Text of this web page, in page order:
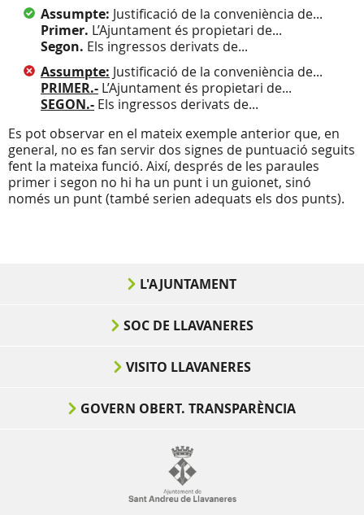
Assumpte: Justificació de la conveniència de...
Primer. L’Ajuntament és propietari de...
Segon. Els ingressos derivats de...
Assumpte: Justificació de la conveniència de...
PRIMER.- L’Ajuntament és propietari de...
SEGON.- Els ingressos derivats de...
Es pot observar en el mateix exemple anterior que, en
general, no es fan servir dos signes de puntuació seguits
fent la mateixa funció. Així, després de les paraules
primer i segon no hi ha un punt i un guionet, sinó
només un punt (també serien adequats els dos punts).
L'AJUNTAMENT
SOC DE LLAVANERES
VISITO LLAVANERES
GOVERN OBERT. TRANSPARÈNCIA